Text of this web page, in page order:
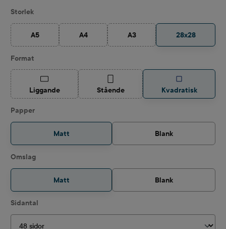
Välj
Storlek
A5
(Det här alternativet är för närvarande inte tillgängligt.)
A4
(Det här alternativet är för närvarande inte
A3
(Det här alternativet är för
28x28
Välj
Format
Liggande(Det här alternativet är för närvarande inte tillgängligt.)
Stående(Det här alternativet är för närvarande
Kvadratisk
Välj
Papper
Matt Blank
Välj
Omslag
Matt Blank
Välj
Sidantal